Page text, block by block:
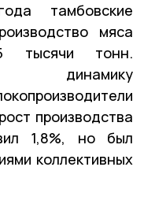
тамбовские
мяса
тонн.
динамику
производства
1,8%, но был
коллективных